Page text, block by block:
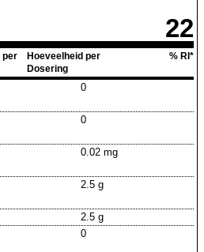
22
per
Hoeveelheid per
Dosering
% RI*
0
0
0.02 mg
2.5 g
2.5 g
0